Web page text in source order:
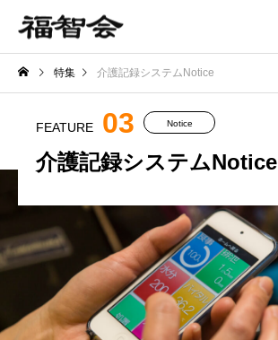
特集 介護記録システムNotice
FEATURE 03 Notice
介護記録システムNotice